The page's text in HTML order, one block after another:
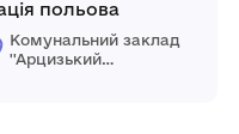
польова
Комунальний заклад
''Арцизький